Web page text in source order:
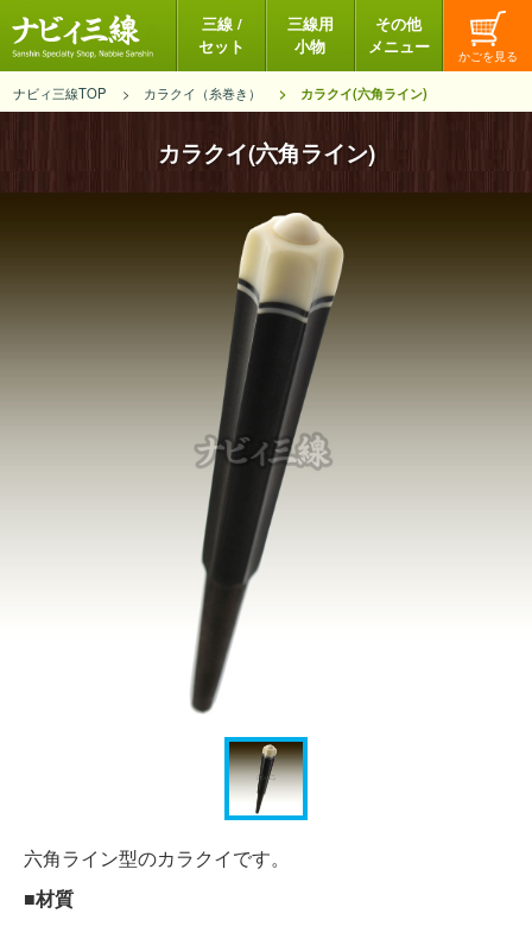
三線 /
セット
三線用
小物
その他
メニュー
ナビィ三線TOP カラクイ（糸巻き） カラクイ(六角ライン)
カラクイ(六角ライン)
六角ライン型のカラクイです。
■材質